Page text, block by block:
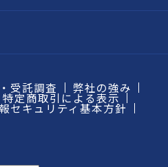
受託調査 弊社の強み
特定商取引による表示
セキュリティ基本方針